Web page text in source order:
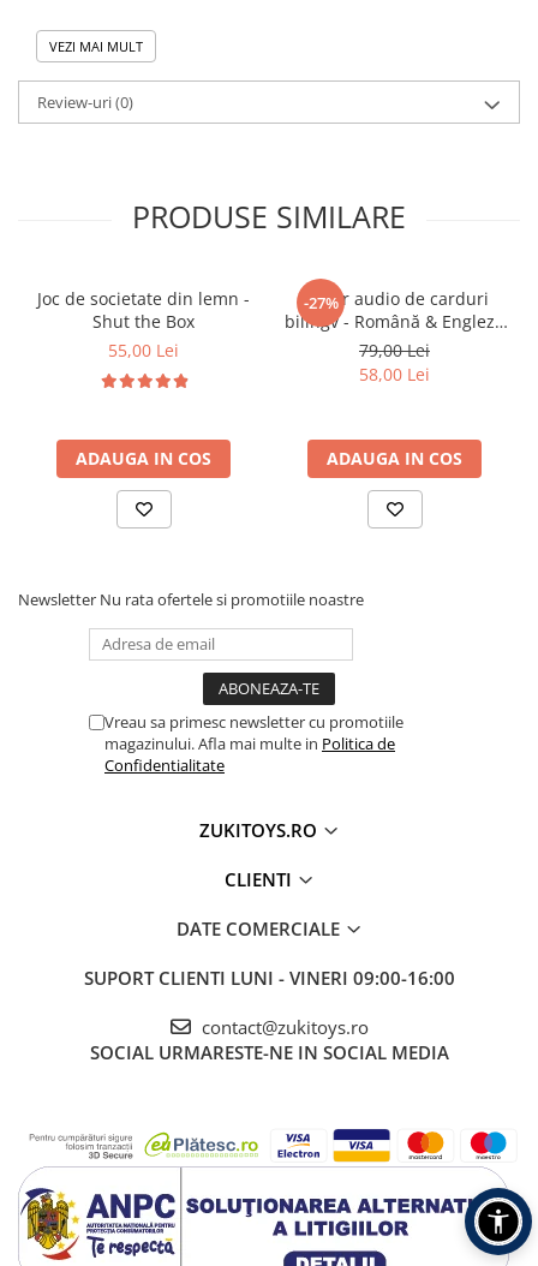
🎓 Beneficii educaționale:
• Dezvoltă gândirea logică și capacitatea de
• Încurajează răbdarea și concentrarea
• Susține învățarea prin joacă (tip STEM)
• Îmbunătățește motricitatea fină
• Face parte din categoria de jucarii educative de
construcție
🎯 Ideal pentru:
• Copii de peste 6 ani
• Pasionați de camioane și vehicule
VEZI MAI MULT
Review-uri(0)
PRODUSE SIMILARE
Joc de societate din lemn -
Shut the Box
55,00 Lei
ADAUGA IN COS
-27%
Cititor audio de carduri
bilingv - Română & Engleză
Albastru (224 carduri / 448
cuvinte)
79,00 Lei
58,00 Lei
ADAUGA IN COS
Newsletter Nu rata ofertele si promotiile noastre
Vreau sa primesc newsletter cu promotiile
magazinului. Afla mai multe in Politica de
Confidentialitate
ZUKITOYS.RO
CLIENTI
DATE COMERCIALE
SUPORT CLIENTI LUNI - VINERI 09:00-16:00
contact@zukitoys.ro
SOCIAL URMARESTE-NE IN SOCIAL MEDIA